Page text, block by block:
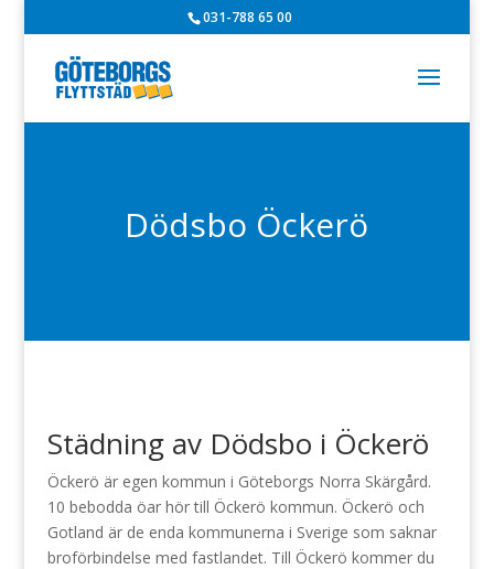
031-788 65 00
Dödsbo Öckerö
Städning av Dödsbo i Öckerö
Öckerö är egen kommun i Göteborgs Norra Skärgård.
10 bebodda öar hör till Öckerö kommun. Öckerö och
Gotland är de enda kommunerna i Sverige som saknar
broförbindelse med fastlandet. Till Öckerö kommer du